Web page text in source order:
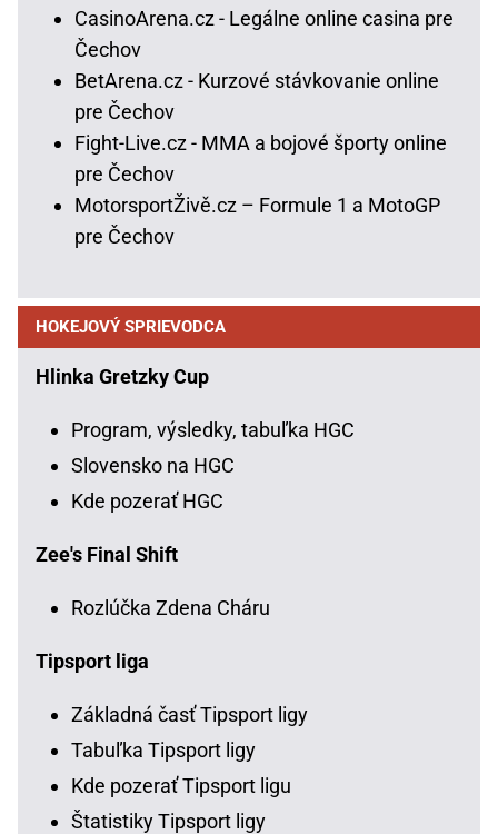
CasinoArena.cz - Legálne online casina pre
Čechov
BetArena.cz - Kurzové stávkovanie online
pre Čechov
Fight-Live.cz - MMA a bojové športy online
pre Čechov
MotorsportŽivě.cz – Formule 1 a MotoGP
pre Čechov
HOKEJOVÝ SPRIEVODCA
Hlinka Gretzky Cup
Program, výsledky, tabuľka HGC
Slovensko na HGC
Kde pozerať HGC
Zee's Final Shift
Rozlúčka Zdena Cháru
Tipsport liga
Základná časť Tipsport ligy
Tabuľka Tipsport ligy
Kde pozerať Tipsport ligu
Štatistiky Tipsport ligy